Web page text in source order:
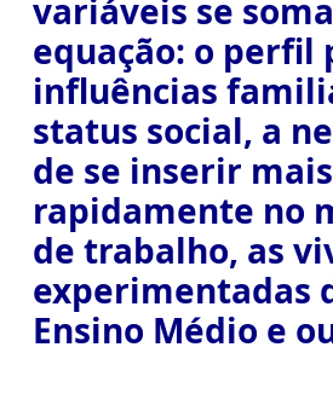
variáveis se
equação: o perfil
influências
status social, a
de se inserir mais
rapidamente no
de trabalho, as
experimentadas
Ensino Médio e